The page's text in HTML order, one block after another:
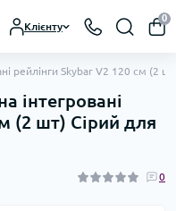
Клієнту
0
рейлінги Skybar V2 120 см (2
інтегровані
(2 шт) Сірий для
0